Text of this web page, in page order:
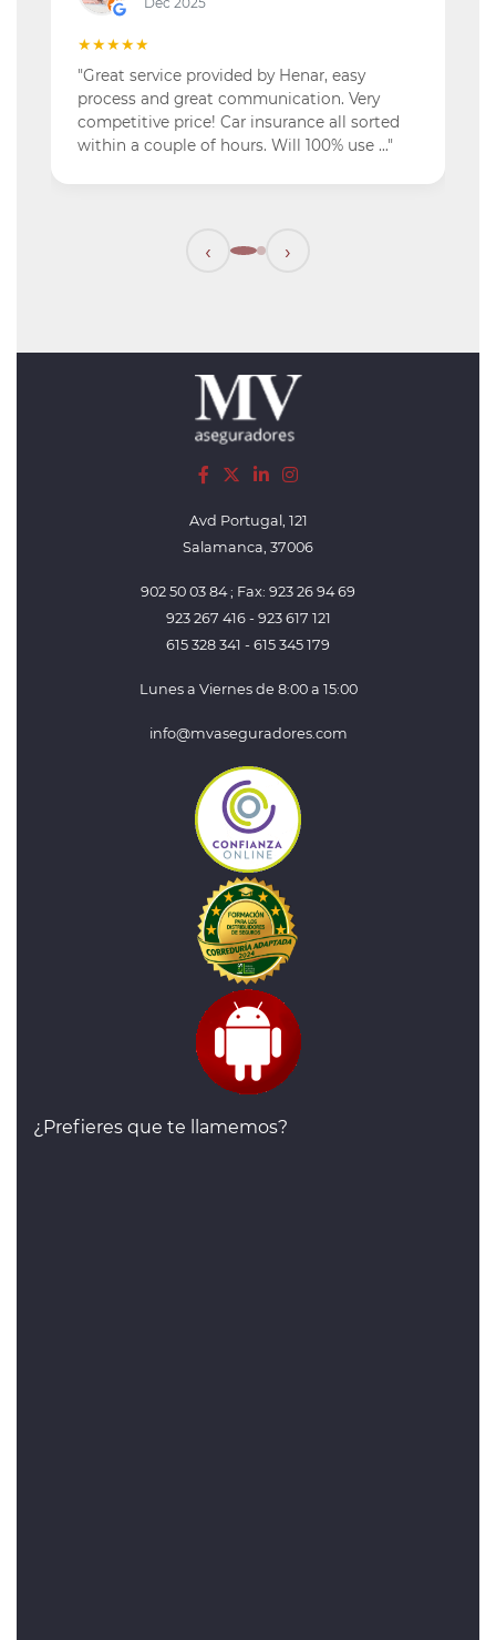
★★★★★
"Great service provided by Henar, easy
process and great communication. Very
competitive price! Car insurance all sorted
within a couple of hours. Will 100% use …"
‹ ›
Avd Portugal, 121
Salamanca, 37006
902 50 03 84 ; Fax: 923 26 94 69
923 267 416 - 923 617 121
615 328 341 - 615 345 179
Lunes a Viernes de 8:00 a 15:00
info@mvaseguradores.com
¿Prefieres que te llamemos?